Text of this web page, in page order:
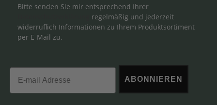
Bitte senden Sie mir entsprechend Ihrer
regelmäßig und jederzeit
widerruflich Informationen zu Ihrem Produktsortiment
per E-Mail zu.
Email
ABONNIEREN